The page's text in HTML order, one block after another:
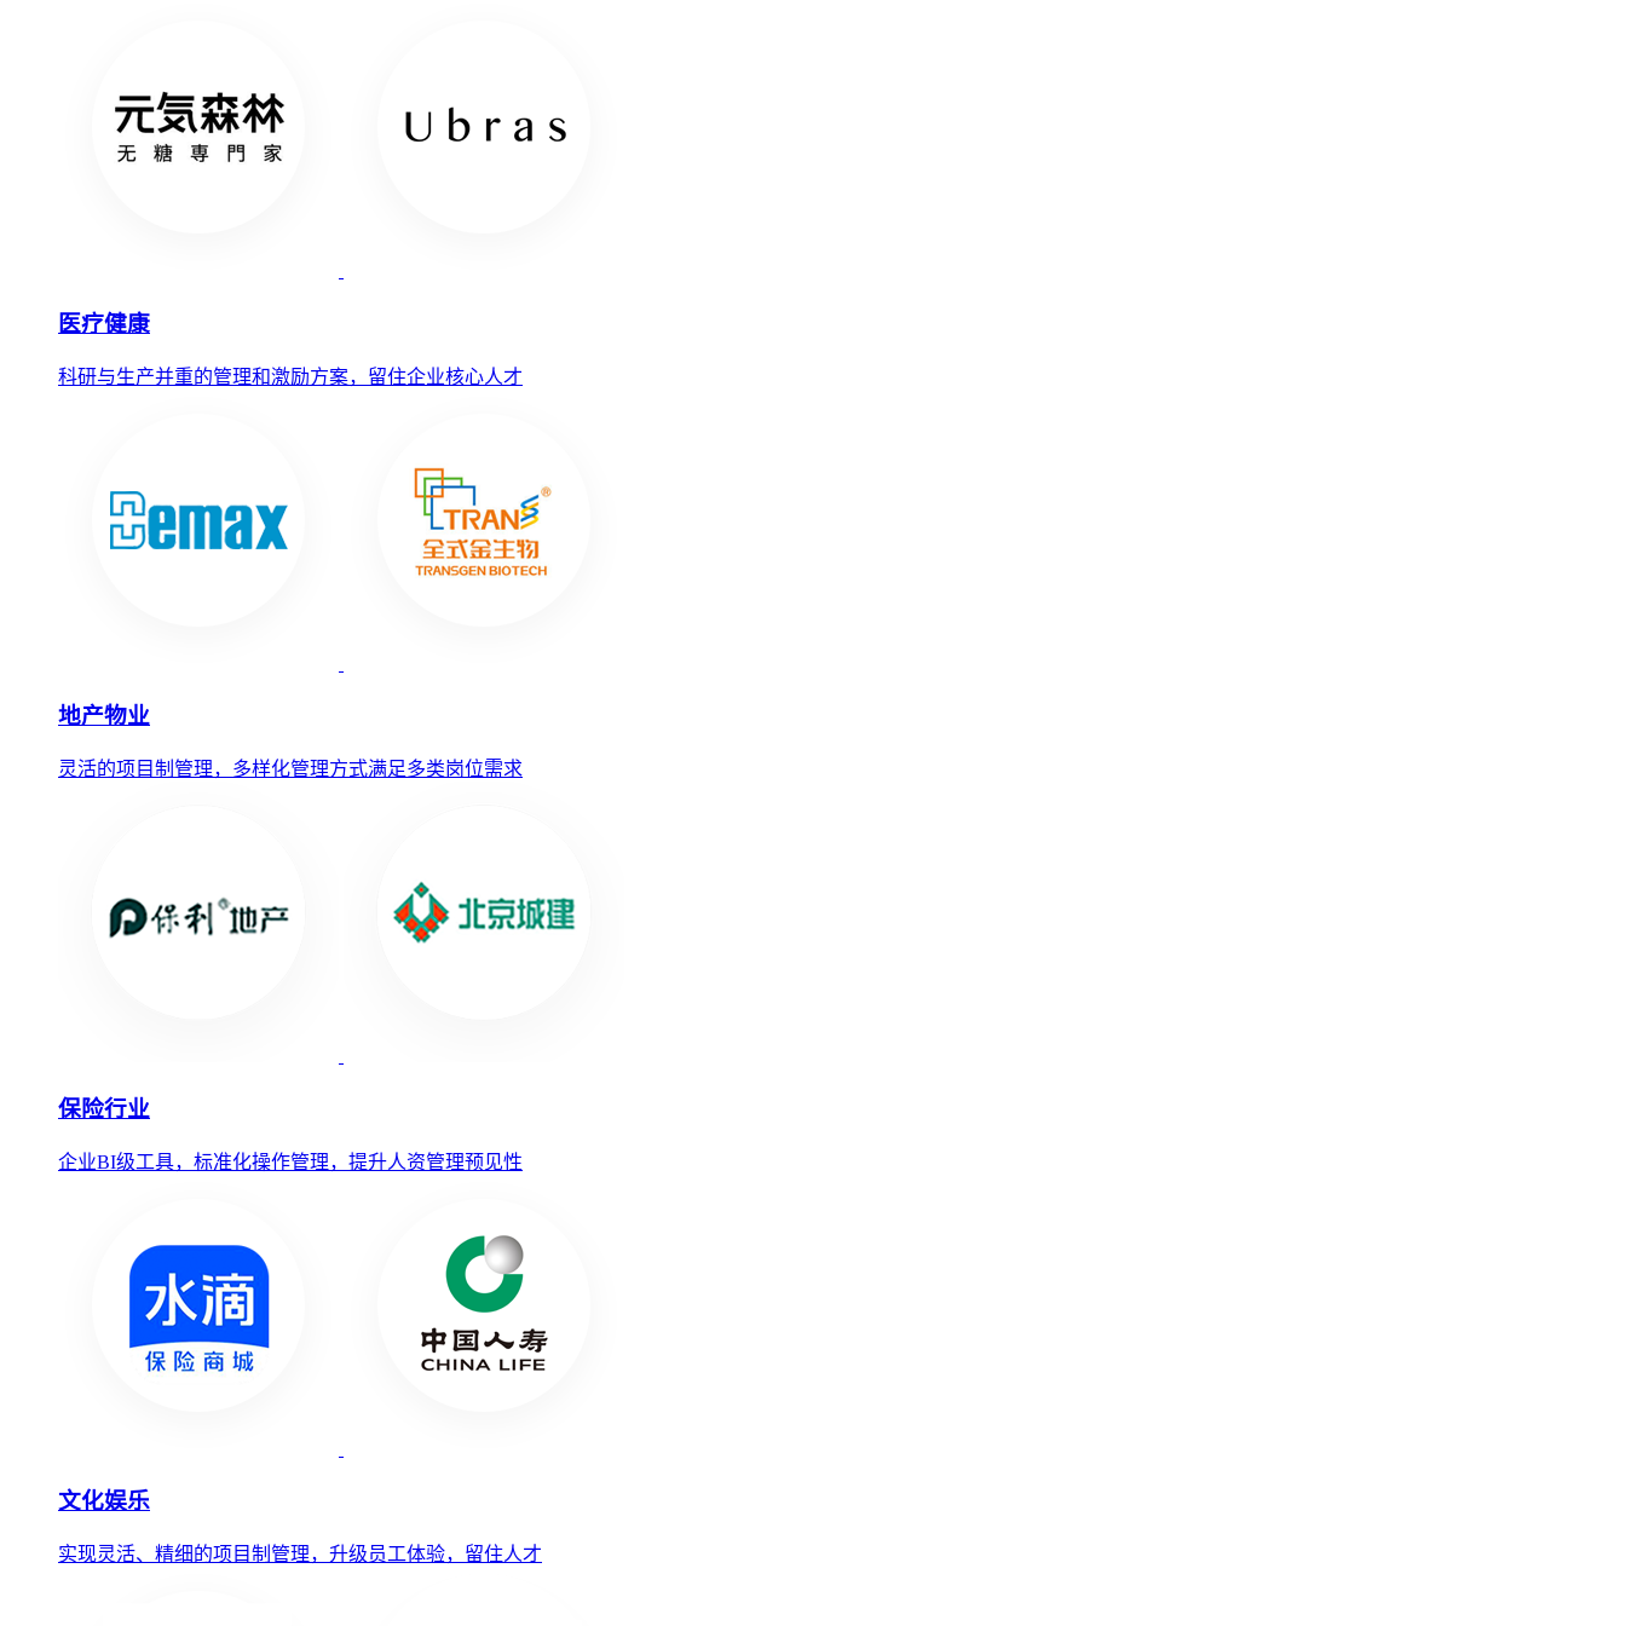
医疗健康
科研与生产并重的管理和激励方案，留住企业核心人才
地产物业
灵活的项目制管理，多样化管理方式满足多类岗位需求
保险行业
企业BI级工具，标准化操作管理，提升人资管理预见性
文化娱乐
实现灵活、精细的项目制管理，升级员工体验，留住人才